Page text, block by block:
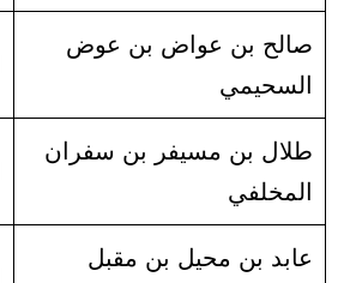
صالح بن عواض بن عوض
السحيمي
طلال بن مسيفر بن سفران
المخلفي
عابد بن محيل بن مقبل